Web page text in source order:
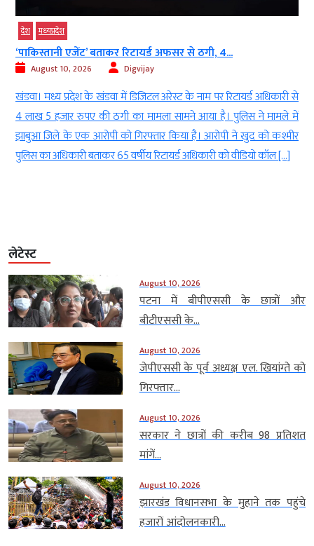
देश मध्‍यप्रदेश
‘पाकिस्तानी एजेंट’ बताकर रिटायर्ड अफसर से ठगी, 4...
August 10, 2026 Digvijay
खंडवा। मध्य प्रदेश के खंडवा में डिजिटल अरेस्ट के नाम पर रिटायर्ड अधिकारी से
4 लाख 5 हजार रुपए की ठगी का मामला सामने आया है। पुलिस ने मामले में
झाबुआ जिले के एक आरोपी को गिरफ्तार किया है। आरोपी ने खुद को कश्मीर
पुलिस का अधिकारी बताकर 65 वर्षीय रिटायर्ड अधिकारी को वीडियो कॉल […]
लेटेस्ट
August 10, 2026
पटना में बीपीएससी के छात्रों और
बीटीएससी के...
August 10, 2026
जेपीएससी के पूर्व अध्यक्ष एल. खियांग्ते को
गिरफ्तार...
August 10, 2026
सरकार ने छात्रों की करीब 98 प्रतिशत
मांगें...
August 10, 2026
झारखंड विधानसभा के मुहाने तक पहुंचे
हजारों आंदोलनकारी...